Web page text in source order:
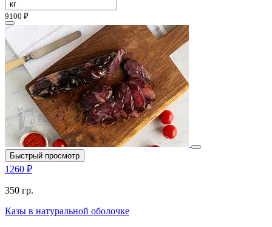
9100 ₽
Быстрый просмотр
1260 ₽
350 гр.
Казы в натуральной оболочке